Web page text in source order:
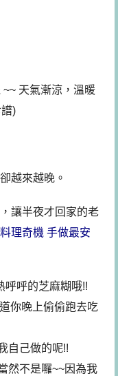
天氣漸涼，溫暖
)
越來越晚。
讓半夜才回家的老
理奇機 手做最安
呼呼的芝麻糊哦!!
你晚上偷偷跑去吃
自己做的呢!!
然不是囉~~因為我